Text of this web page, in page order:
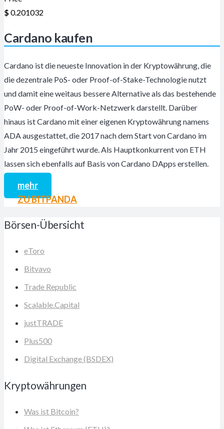
$ 0.201032
Cardano kaufen
Cardano ist die neueste Innovation in der Kryptowährung, die
die dezentrale PoS- oder Proof-of-Stake-Technologie nutzt
und damit eine weitaus bessere Alternative als das bestehende
PoW- oder Proof-of-Work-Netzwerk darstellt. Darüber
hinaus ist Cardano mit einer eigenen Kryptowährung namens
ADA ausgestattet, die 2017 nach dem Start von Cardano im
Jahr 2015 eingeführt wurde. Als Hauptkonkurrent von ETH
lassen sich ebenfalls auf Basis von Cardano DApps erstellen.
mehr
ZU BITPANDA
Börsen-Übersicht
eToro
Bitvavo
Trade Republic
Scalable.Capital
justTRADE
Plus500
Digital Exchange (BSDEX)
Kryptowährungen
Was ist Bitcoin?